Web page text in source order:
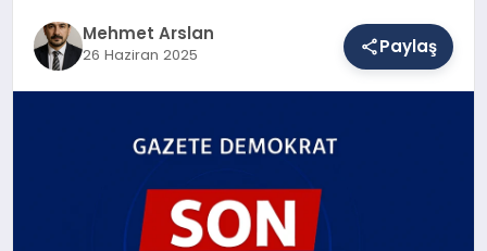
SAĞLIK Mehmet Arslan
26 Haziran 2025 Paylaş